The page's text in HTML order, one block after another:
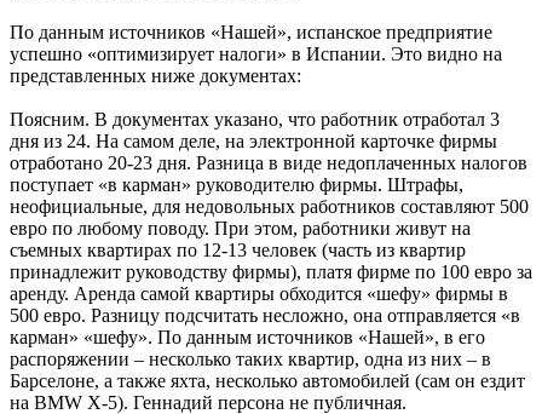
По данным источников «Нашей», испанское предприятие
успешно «оптимизирует налоги» в Испании. Это видно на
представленных ниже документах:
Поясним. В документах указано, что работник отработал 3
дня из 24. На самом деле, на электронной карточке фирмы
отработано 20-23 дня. Разница в виде недоплаченных налогов
поступает «в карман» руководителю фирмы. Штрафы,
неофициальные, для недовольных работников составляют 500
евро по любому поводу. При этом, работники живут на
съемных квартирах по 12-13 человек (часть из квартир
принадлежит руководству фирмы), платя фирме по 100 евро за
аренду. Аренда самой квартиры обходится «шефу» фирмы в
500 евро. Разницу подсчитать несложно, она отправляется «в
карман» «шефу». По данным источников «Нашей», в его
распоряжении – несколько таких квартир, одна из них – в
Барселоне, а также яхта, несколько автомобилей (сам он ездит
на BMW X-5). Геннадий персона не публичная.